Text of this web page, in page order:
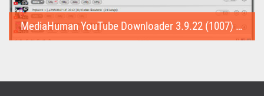
MediaHuman YouTube Downloader 3.9.22 (1007) (Repack & Portable)